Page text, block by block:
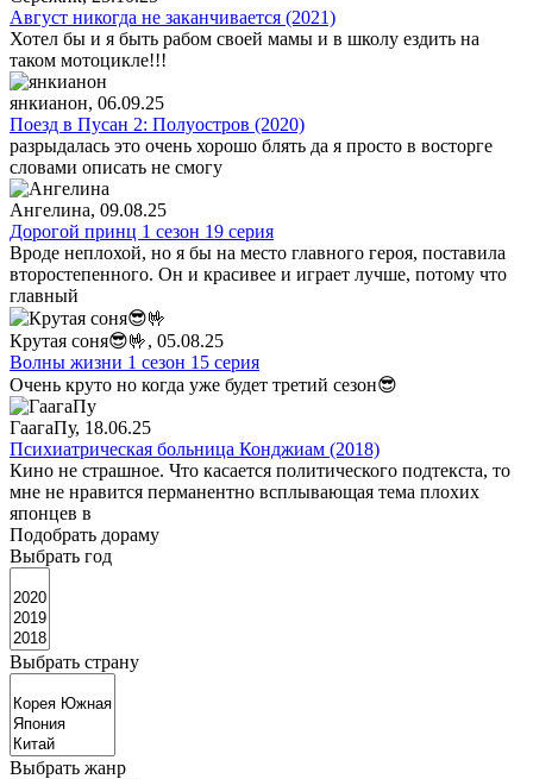
Август никогда не заканчивается (2021)
Хотел бы и я быть рабом своей мамы и в школу ездить на
таком мотоцикле!!!
янкианон, 06.09.25
Поезд в Пусан 2: Полуостров (2020)
разрыдалась это очень хорошо блять да я просто в восторге
словами описать не смогу
Ангелина, 09.08.25
Дорогой принц 1 сезон 19 серия
Вроде неплохой, но я бы на место главного героя, поставила
второстепенного. Он и красивее и играет лучше, потому что
главный
Крутая соня😎🤟, 05.08.25
Волны жизни 1 сезон 15 серия
Очень круто но когда уже будет третий сезон😎
ГаагаПу, 18.06.25
Психиатрическая больница Конджиам (2018)
Кино не страшное. Что касается политического подтекста, то
мне не нравится перманентно всплывающая тема плохих
японцев в
Подобрать дораму
Выбрать год
Выбрать страну
Выбрать жанр